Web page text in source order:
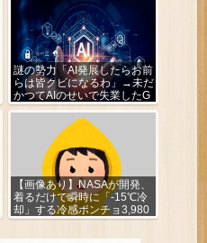
謎の勢力「AI発展したらお前
らは皆クビになるわ」→未だ
かつてAIのせいで失業したG
民が0人の理由
【画像あり】NASAが開発、
着るだけで瞬時に「-15℃冷
却」する冷感ポンチョ3,980
円！